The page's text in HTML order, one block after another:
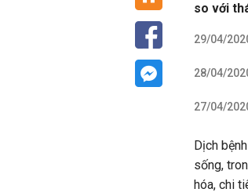
so với
29/04/
28/04/
27/04/
Dịch
sống,
hóa, chi